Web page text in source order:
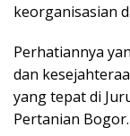
keorganisasian
Perhatiannya
dan
yang tepat di
Pertanian